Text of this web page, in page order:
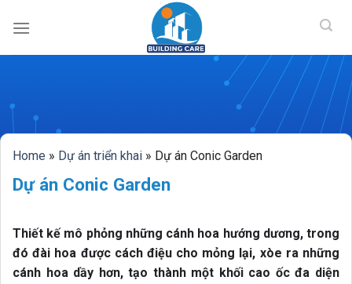
BUILDING
Home » Dự án triển khai » Dự án Conic Garden
Dự án Conic Garden
Thiết kế mô phỏng những cánh hoa hướng dương, trong
đó đài hoa được cách điệu cho mỏng lại, xòe ra những
cánh hoa dầy hơn, tạo thành một khối cao ốc đa diện